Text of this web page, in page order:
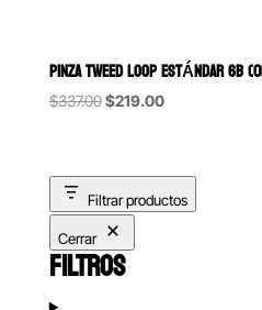
PINZA TWEED LOOP ESTÁNDAR 6B
$337.00Original
$337.00.
$219.00Current
$219.00.
Filtrar productos
Cerrar
FILTROS